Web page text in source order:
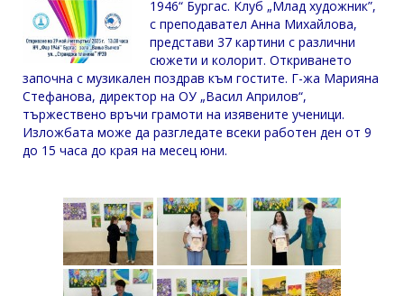
1946“ Бургас. Клуб „Млад художник”,
с преподавател Анна Михайлова,
представи 37 картини с различни
сюжети и колорит. Откриването
започна с музикален поздрав към гостите. Г-жа Марияна
Стефанова, директор на ОУ „Васил Априлов“,
тържествено връчи грамоти на изявените ученици.
Изложбата може да разгледате всеки работен ден от 9
до 15 часа до края на месец юни.